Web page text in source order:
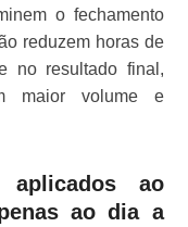
o fechamento
reduzem horas de
no resultado final,
maior volume e
aplicados ao
ao dia a